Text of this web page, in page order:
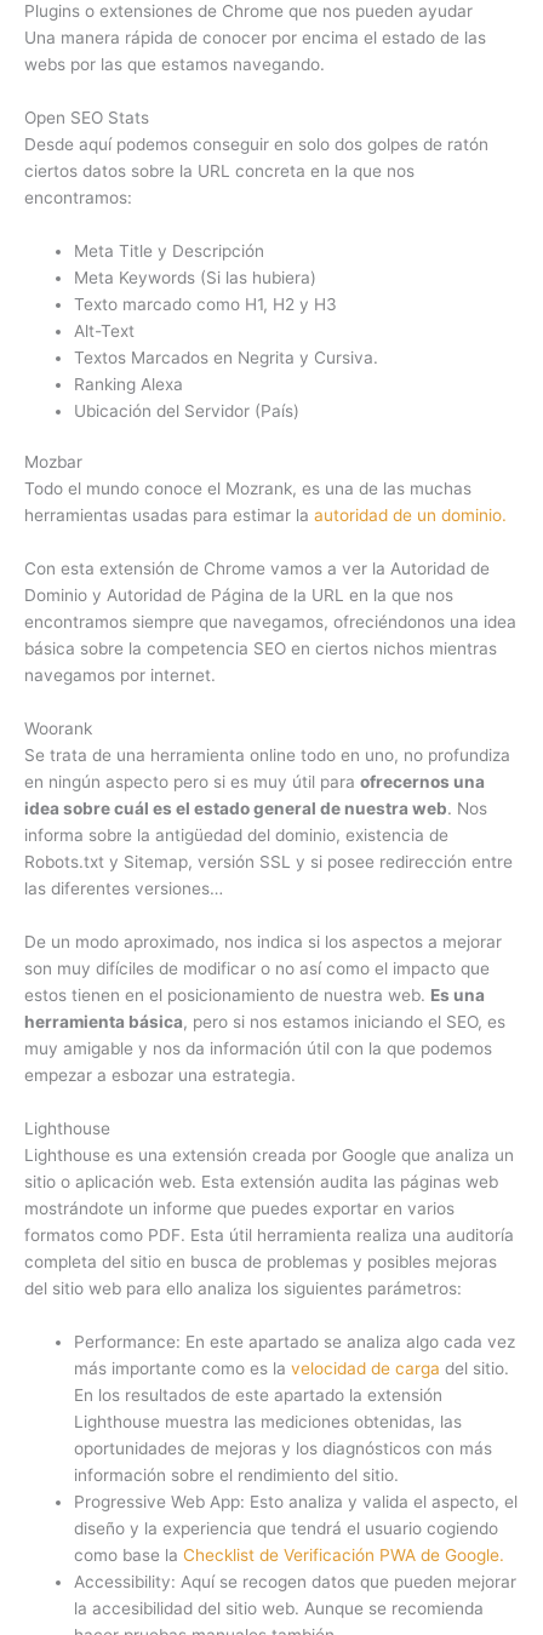
Plugins o extensiones de Chrome que nos pueden ayudar
Una manera rápida de conocer por encima el estado de las
webs por las que estamos navegando.
Open SEO Stats
Desde aquí podemos conseguir en solo dos golpes de ratón
ciertos datos sobre la URL concreta en la que nos
encontramos:
Meta Title y Descripción
Meta Keywords (Si las hubiera)
Texto marcado como H1, H2 y H3
Alt-Text
Textos Marcados en Negrita y Cursiva.
Ranking Alexa
Ubicación del Servidor (País)
Mozbar
Todo el mundo conoce el Mozrank, es una de las muchas
herramientas usadas para estimar la autoridad de un dominio.
Con esta extensión de Chrome vamos a ver la Autoridad de
Dominio y Autoridad de Página de la URL en la que nos
encontramos siempre que navegamos, ofreciéndonos una idea
básica sobre la competencia SEO en ciertos nichos mientras
navegamos por internet.
Woorank
Se trata de una herramienta online todo en uno, no profundiza
en ningún aspecto pero si es muy útil para ofrecernos una
idea sobre cuál es el estado general de nuestra web. Nos
informa sobre la antigüedad del dominio, existencia de
Robots.txt y Sitemap, versión SSL y si posee redirección entre
las diferentes versiones…
De un modo aproximado, nos indica si los aspectos a mejorar
son muy difíciles de modificar o no así como el impacto que
estos tienen en el posicionamiento de nuestra web. Es una
herramienta básica, pero si nos estamos iniciando el SEO, es
muy amigable y nos da información útil con la que podemos
empezar a esbozar una estrategia.
Lighthouse
Lighthouse es una extensión creada por Google que analiza un
sitio o aplicación web. Esta extensión audita las páginas web
mostrándote un informe que puedes exportar en varios
formatos como PDF. Esta útil herramienta realiza una auditoría
completa del sitio en busca de problemas y posibles mejoras
del sitio web para ello analiza los siguientes parámetros:
Performance: En este apartado se analiza algo cada vez
más importante como es lavelocidad de carga del sitio.
En los resultados de este apartado la extensión
Lighthouse muestra las mediciones obtenidas, las
oportunidades de mejoras y los diagnósticos con más
información sobre el rendimiento del sitio.
Progressive Web App: Esto analiza y valida el aspecto, el
diseño y la experiencia que tendrá el usuario cogiendo
como base laChecklist de Verificación PWA de Google.
Accessibility: Aquí se recogen datos que pueden mejorar
la accesibilidad del sitio web. Aunque se recomienda